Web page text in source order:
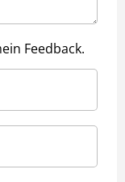
Feedback.